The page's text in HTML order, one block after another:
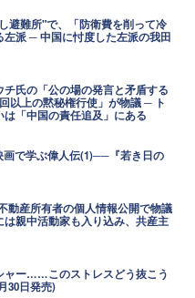
避難所"で、「防衛費を削って冷
派 ─ 中国に忖度した左派の我田
チ氏の「公の場の発言と矛盾する
以上の黙秘権行使」が物議 ─ ト
「中国の責任追及」にある
画で学ぶ偉人伝(1)──『若き日の
動産所有者の個人情報公開で物議
親中活動家も入り込み、共産主
ャー……このストレスどう抜こう
30日発売)